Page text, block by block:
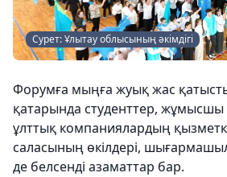
Сурет: Ұлытау облысының әкімдігі
Форумға мыңға жуық жас
қатарында студенттер,
ұлттық компаниялардың
саласының өкілдері,
де белсенді азаматтар бар.